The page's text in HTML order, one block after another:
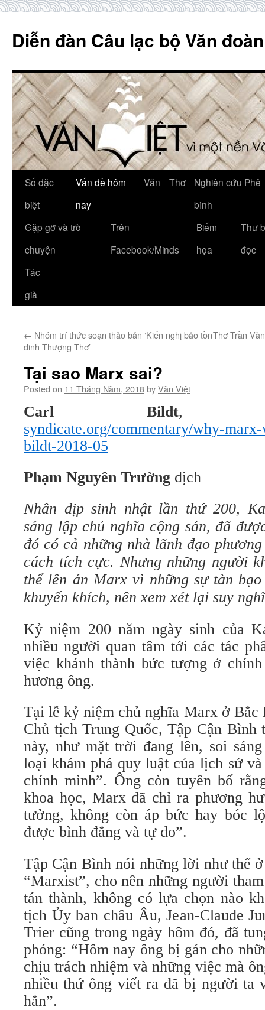
content
Diễn đàn Câu lạc bộ Văn
Số đặc
biệt
Vấn đề hôm
nay
Văn Thơ
Nghiên cứu Phê
bình
Gặp gỡ và trò
chuyện
Trên
Facebook/Minds
Biếm
họa
Thư
đọc
Tác
giả
← Nhóm trí thức soạn thảo bản ‘Kiến nghị bảo tồn
dinh Thượng Thơ’
Thơ Trần
Tại sao Marx sai?
Posted on 11 Tháng Năm, 2018byVăn Việt
Carl Bildt
syndicate.org/commentary/why-
bildt-2018-05
Phạm Nguyên Trường dịch
Nhân dịp sinh nhật lần thứ 200,
sáng lập chủ nghĩa cộng sản, đã
đó có cả những nhà lãnh đạo
cách tích cực. Nhưng những người
thể lên án Marx vì những sự tàn
khuyến khích, nên xem xét lại suy
Kỷ niệm 200 năm ngày sinh của
nhiều người quan tâm tới các tác
việc khánh thành bức tượng ở
hương ông.
Tại lễ kỷ niệm chủ nghĩa Marx ở
Chủ tịch Trung Quốc, Tập Cận Bình
này, như mặt trời đang lên, soi
loại khám phá quy luật của lịch sử
chính mình”. Ông còn tuyên bố
khoa học, Marx đã chỉ ra phương
tưởng, không còn áp bức hay bóc
được bình đẳng và tự do”.
Tập Cận Bình nói những lời như thế
“Marxist”, cho nên những người
tán thành, không có lựa chọn nào
tịch Ủy ban châu Âu, Jean-Claude
Trier cũng trong ngày hôm đó, đã
phóng: “Hôm nay ông bị gán cho
chịu trách nhiệm và những việc mà
nhiều thứ ông viết ra đã bị người ta
hẳn”.